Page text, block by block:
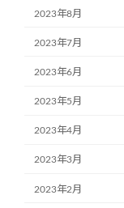
2023年8月
2023年7月
2023年6月
2023年5月
2023年4月
2023年3月
2023年2月